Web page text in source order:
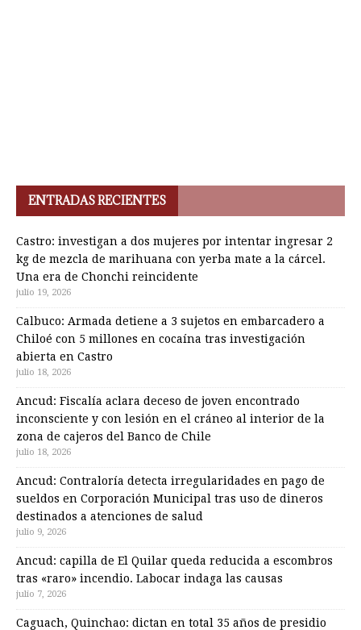
ENTRADAS RECIENTES
Castro: investigan a dos mujeres por intentar ingresar 2
kg de mezcla de marihuana con yerba mate a la cárcel.
Una era de Chonchi reincidente
julio 19, 2026
Calbuco: Armada detiene a 3 sujetos en embarcadero a
Chiloé con 5 millones en cocaína tras investigación
abierta en Castro
julio 18, 2026
Ancud: Fiscalía aclara deceso de joven encontrado
inconsciente y con lesión en el cráneo al interior de la
zona de cajeros del Banco de Chile
julio 18, 2026
Ancud: Contraloría detecta irregularidades en pago de
sueldos en Corporación Municipal tras uso de dineros
destinados a atenciones de salud
julio 9, 2026
Ancud: capilla de El Quilar queda reducida a escombros
tras «raro» incendio. Labocar indaga las causas
julio 7, 2026
Caguach, Quinchao: dictan en total 35 años de presidio